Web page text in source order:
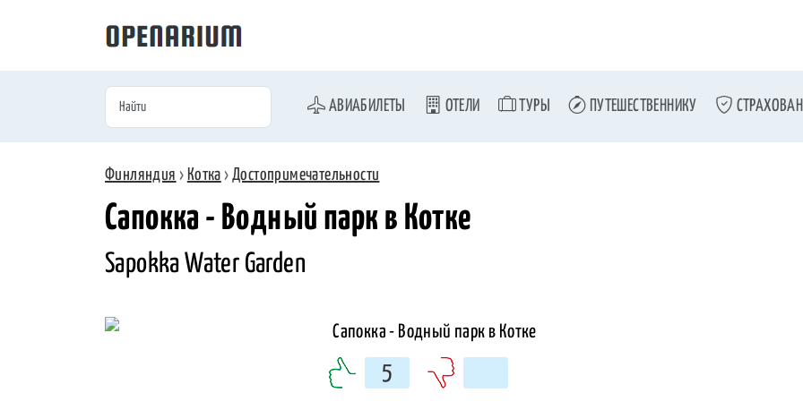
АВИАБИЛЕТЫ ОТЕЛИ ТУРЫ ПУТЕШЕСТВЕННИКУ
Финляндия › Котка ›Достопримечательности
Сапокка - Водный парк в Котке
Sapokka Water Garden
5